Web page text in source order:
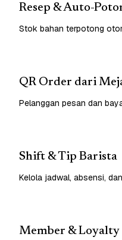
Resep & Auto-
Stok bahan terpotong
QR Order dari
Pelanggan pesan dan
Shift & Tip Barista
Kelola jadwal, absensi,
Member & Loyalty